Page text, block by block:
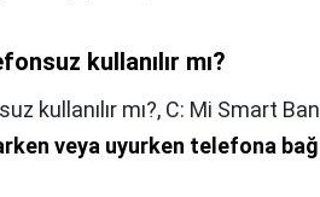
kullanılır mı?
kullanılır mı?, C: Mi Smart
veya uyurken telefona